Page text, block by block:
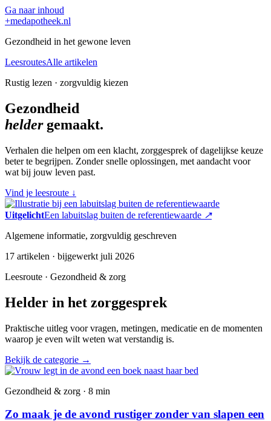
Ga naar inhoud
+medapotheek.nl
Gezondheid in het gewone leven
LeesroutesAlle artikelen
Rustig lezen · zorgvuldig kiezen
Gezondheid
heldergemaakt.
Verhalen die helpen om een klacht, zorggesprek of dagelijkse keuze
beter te begrijpen. Zonder snelle oplossingen, met aandacht voor
wat bij jouw leven past.
Vind je leesroute ↓
UitgelichtEen labuitslag buiten de referentiewaarde ↗
Algemene informatie, zorgvuldig geschreven
17 artikelen · bijgewerkt juli 2026
Leesroute · Gezondheid & zorg
Helder in het zorggesprek
Praktische uitleg voor vragen, metingen, medicatie en de momenten
waarop je even wilt weten wat verstandig is.
Bekijk de categorie →
Gezondheid & zorg · 8 min
Zo maak je de avond rustiger zonder van slapen een